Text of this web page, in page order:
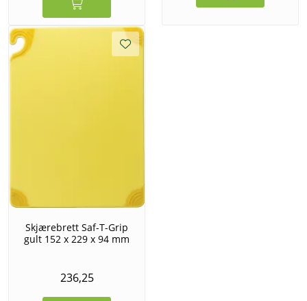
Skjærebrett Saf-T-Grip
gult 152 x 229 x 94 mm
236,25